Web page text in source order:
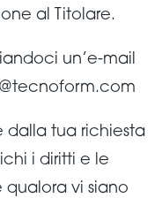
al Titolare.
un’e-mail
dalla tua richiesta
i diritti e le
qualora vi siano